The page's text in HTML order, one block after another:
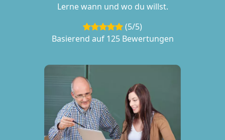
Lerne wann und wo du willst.
(5/5)
Basierend auf 125 Bewertungen